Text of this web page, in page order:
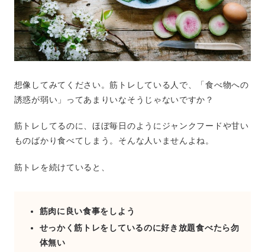
想像してみてください。筋トレしている人で、「食べ物への
誘惑が弱い」ってあまりいなそうじゃないですか？
筋トレしてるのに、ほぼ毎日のようにジャンクフードや甘い
ものばかり食べてしまう。そんな人いませんよね。
筋トレを続けていると、
筋肉に良い食事をしよう
せっかく筋トレをしているのに好き放題食べたら勿
体無い